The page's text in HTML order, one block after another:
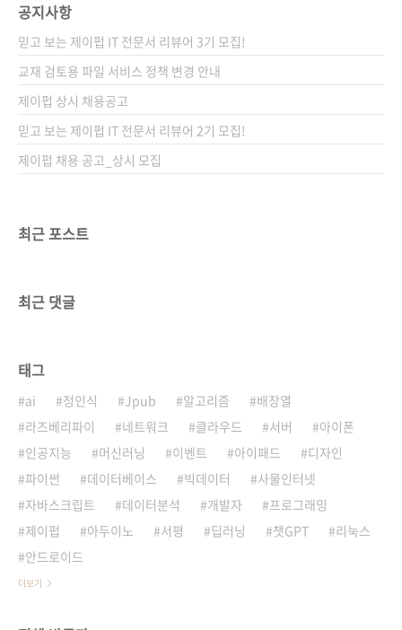
데이터 관리, 마이크로소프트, 엑셀2021, 동영
상강의 분 야 IT컴퓨터 / 오피스 / 엑셀 관련 사
이트 ■ 유튜브 채널 '오..
공지사항
믿고 보는 제이펍 IT 전문서 리뷰어 3기 모집!
교재 검토용 파일 서비스 정책 변경 안내
제이펍 상시 채용공고
믿고 보는 제이펍 IT 전문서 리뷰어 2기 모집!
제이펍 채용 공고_상시 모집
최근 포스트
최근 댓글
태그
ai 정인식 Jpub 알고리즘
배장열
라즈베리파이
네트워크 클라우드 서버
아이폰
인공지능
머신러닝 이벤트 아이패드
디자인
파이썬
데이터베이스 빅데이터
사물인터넷
자바스크립트
데이터분석 개발자
프로그래밍
제이펍
아두이노 서평 딥러닝 챗GPT
리눅스
안드로이드
더보기